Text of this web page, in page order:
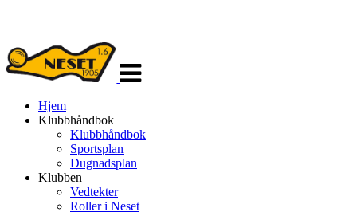
navigasjon
Hjem
Klubbhåndbok
Klubbhåndbok
Sportsplan
Dugnadsplan
Klubben
Vedtekter
Roller i Neset